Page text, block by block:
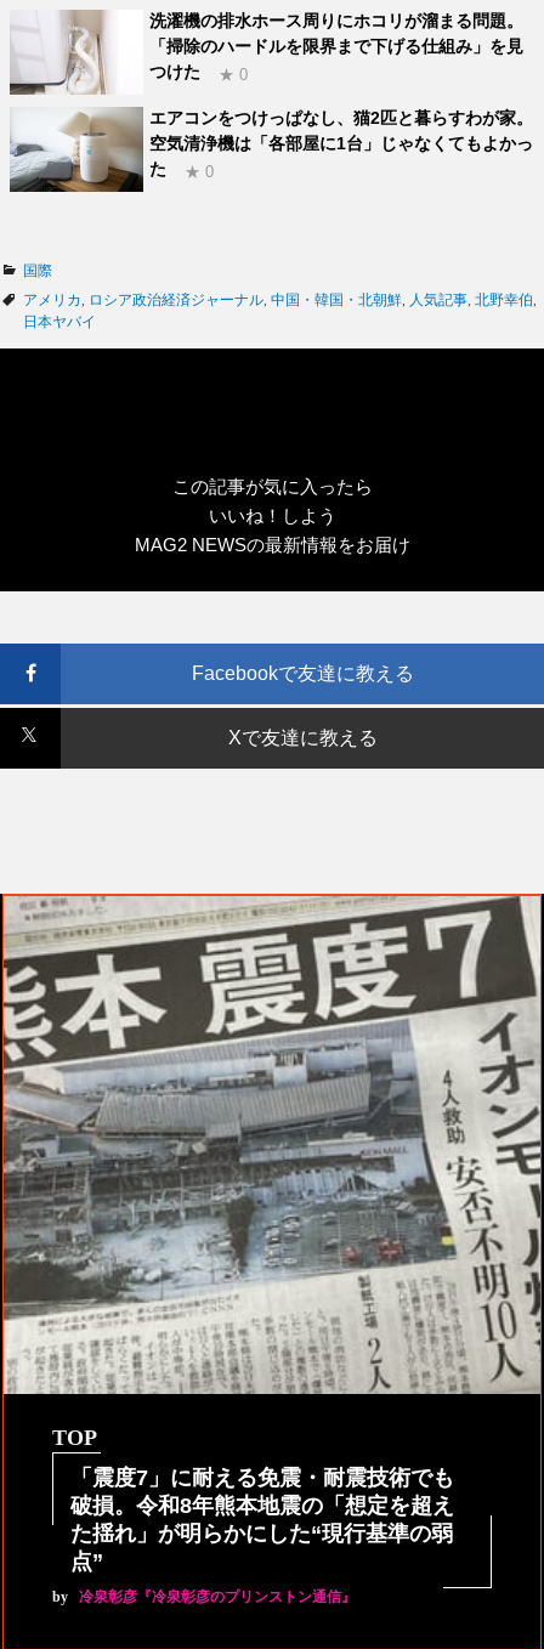
洗濯機の排水ホース周りにホコリが溜まる問題。
「掃除のハードルを限界まで下げる仕組み」を見
つけた
★ 0
エアコンをつけっぱなし、猫2匹と暮らすわが家。
空気清浄機は「各部屋に1台」じゃなくてもよかっ
た
★ 0
カ
テ
ゴ
国際
タ
グ
アメリカ ロシア政治経済ジャーナル 中国・韓国・北朝鮮 人気記事 北野幸伯
日本ヤバイ
この記事が気に入ったら
いいね！しよう
MAG2 NEWSの最新情報をお届け
Facebookで友達に教える
Xで友達に教える
TOP
「震度7」に耐える免震・耐震技術でも
破損。令和8年熊本地震の「想定を超え
た揺れ」が明らかにした“現行基準の弱
点”
by 冷泉彰彦『冷泉彰彦のプリンストン通信』